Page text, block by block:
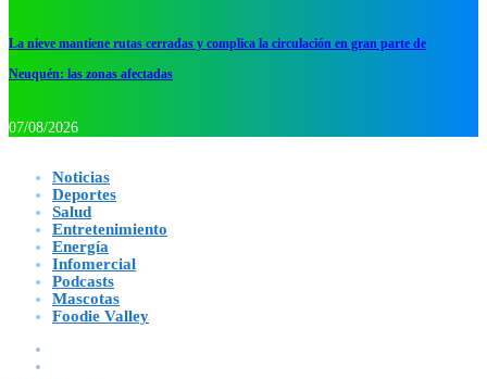
La nieve mantiene rutas cerradas y complica la circulación en gran parte de
Neuquén: las zonas afectadas
07/08/2026
Noticias
Deportes
Salud
Entretenimiento
Energía
Infomercial
Podcasts
Mascotas
Foodie Valley